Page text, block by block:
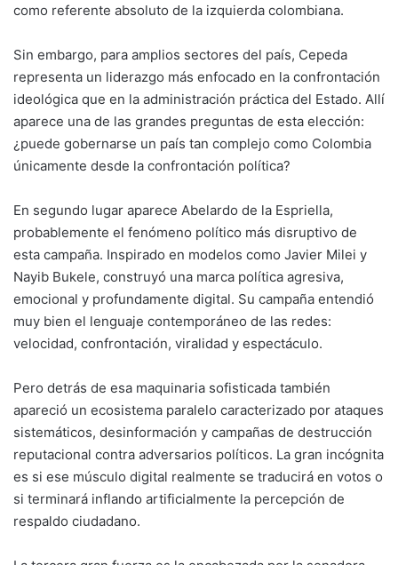
como referente absoluto de la izquierda colombiana.
Sin embargo, para amplios sectores del país, Cepeda
representa un liderazgo más enfocado en la confrontación
ideológica que en la administración práctica del Estado. Allí
aparece una de las grandes preguntas de esta elección:
¿puede gobernarse un país tan complejo como Colombia
únicamente desde la confrontación política?
En segundo lugar aparece Abelardo de la Espriella,
probablemente el fenómeno político más disruptivo de
esta campaña. Inspirado en modelos como Javier Milei y
Nayib Bukele, construyó una marca política agresiva,
emocional y profundamente digital. Su campaña entendió
muy bien el lenguaje contemporáneo de las redes:
velocidad, confrontación, viralidad y espectáculo.
Pero detrás de esa maquinaria sofisticada también
apareció un ecosistema paralelo caracterizado por ataques
sistemáticos, desinformación y campañas de destrucción
reputacional contra adversarios políticos. La gran incógnita
es si ese músculo digital realmente se traducirá en votos o
si terminará inflando artificialmente la percepción de
respaldo ciudadano.